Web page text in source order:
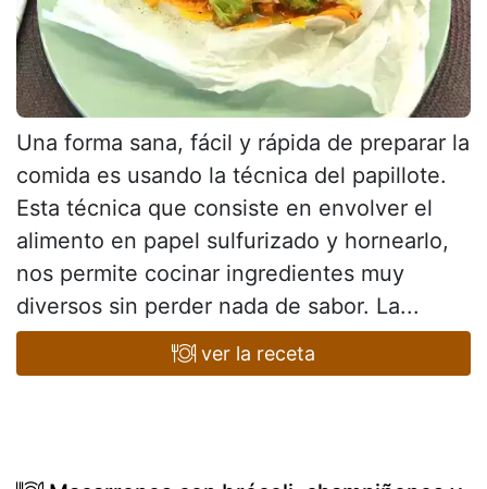
Una forma sana, fácil y rápida de preparar la
comida es usando la técnica del papillote.
Esta técnica que consiste en envolver el
alimento en papel sulfurizado y hornearlo,
nos permite cocinar ingredientes muy
diversos sin perder nada de sabor. La...
ver la receta